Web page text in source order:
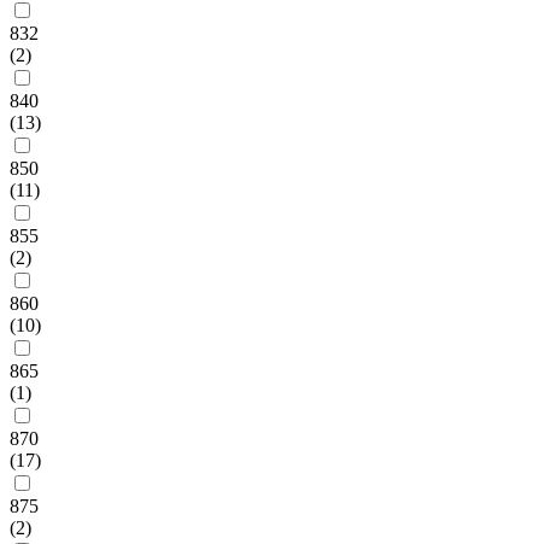
832
(2)
840
(13)
850
(11)
855
(2)
860
(10)
865
(1)
870
(17)
875
(2)